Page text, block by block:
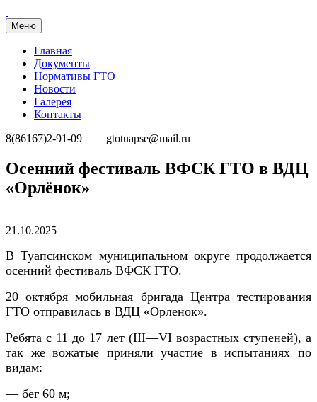
Меню
Главная
Документы
Нормативы ГТО
Новости
Галерея
Контакты
8(86167)2-91-09
gtotuapse@mail.ru
Перейти
к
содержимому
Осенний фестиваль ВФСК ГТО в ВДЦ
«Орлёнок»
Опубликовано
21.10.2025
В Туапсинском муниципальном округе продолжается
осенний фестиваль ВФСК ГТО.
20 октября мобильная бригада Центра тестирования
ГТО отправилась в ВДЦ «Орленок».
Ребята с 11 до 17 лет (III—VIвозрастных ступеней), а
так же вожатые приняли участие в испытаниях по
видам:
— бег 60 м;